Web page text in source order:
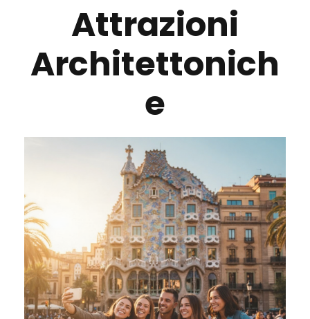
Attrazioni
Architettonich
e